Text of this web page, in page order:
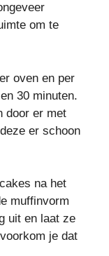
om te
oven en per
30 minuten.
door er met
er schoon
na het
muffinvorm
uit en laat ze
je dat